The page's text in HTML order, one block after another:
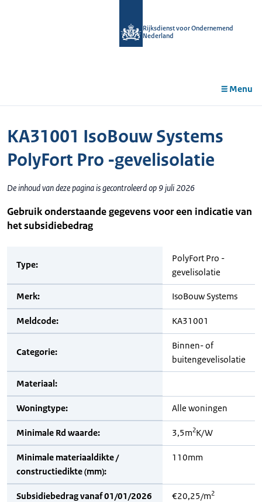
Rijksdienst voor Ondernemend
Nederland
Menu
KA31001 IsoBouw Systems
PolyFort Pro -gevelisolatie
De inhoud van deze pagina is gecontroleerd op 9 juli 2026
Gebruik onderstaande gegevens voor een indicatie van
het subsidiebedrag
Type:
PolyFort Pro -
gevelisolatie
Merk: IsoBouw Systems
Meldcode: KA31001
Categorie:
Binnen- of
buitengevelisolatie
Materiaal:
Woningtype: Alle woningen
Minimale Rd waarde: 3,5m2K/W
Minimale materiaaldikte /
constructiedikte (mm):
110mm
Subsidiebedrag vanaf 01/01/2026
€20,25/m2